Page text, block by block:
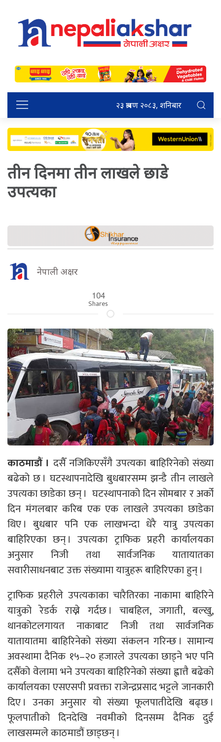
२३ श्रावण २०८३, शनिबार
तीन दिनमा तीन लाखले छाडे
उपत्यका
नेपाली अक्षर
104
Shares
काठमाडौं । दसैँ नजिकिएसँगै उपत्यका बाहिरिनेको संख्या
बढेको छ । घटस्थापनादेखि बुधबारसम्म झन्डै तीन लाखले
उपत्यका छाडेका छन् । घटस्थापनाको दिन सोमबार र अर्को
दिन मंगलबार करिब एक एक लाखले उपत्यका छाडेका
थिए । बुधबार पनि एक लाखभन्दा धेरै यात्रु उपत्यका
बाहिरिएका छन् । उपत्यका ट्राफिक प्रहरी कार्यालयका
अनुसार निजी तथा सार्वजनिक यातायातका
सवारीसाधनबाट उक्त संख्यामा यात्रुहरू बाहिरिएका हुन् ।
ट्राफिक प्रहरीले उपत्यकाका चारैतिरका नाकामा बाहिरिने
यात्रुको रेडर्क राख्ने गर्दछ । चाबहिल, जगाती, बल्खु,
थानकोटलगायत नाकाबाट निजी तथा सार्वजनिक
यातायातमा बाहिरिनेको संख्या संकलन गरिन्छ । सामान्य
अवस्थामा दैनिक १५–२० हजारले उपत्यका छाड्ने भए पनि
दसैँको वेलामा भने उपत्यका बाहिरिनेको संख्या ह्वात्तै बढेको
कार्यालयका एसएसपी प्रवक्ता राजेन्द्रप्रसाद भट्टले जानकारी
दिए । उनका अनुसार यो संख्या फूलपातीदेखि बढ्छ ।
फूलपातीको दिनदेखि नवमीको दिनसम्म दैनिक दुई
लाखसम्मले काठमाडौं छाड्छन् ।